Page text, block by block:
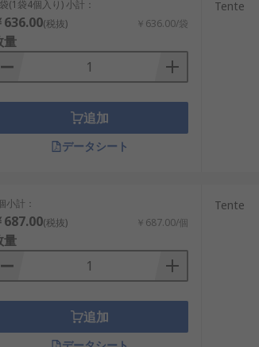
ることで、優れた耐荷重性を発揮します。
(1袋4個入り) 小計：
636.00(税抜) ￥636.00/袋
量
追加
データシート
Tente
小計：
687.00(税抜) ￥687.00/個
量
追加
Tente